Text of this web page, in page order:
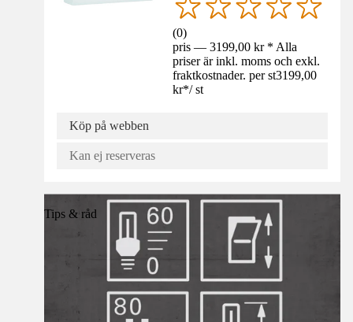
(0)
pris — 3199,00 kr * Alla
priser är inkl. moms och exkl.
fraktkostnader. per st3199,00
kr*/ st
Köp på webben
Kan ej reserveras
Tips & råd